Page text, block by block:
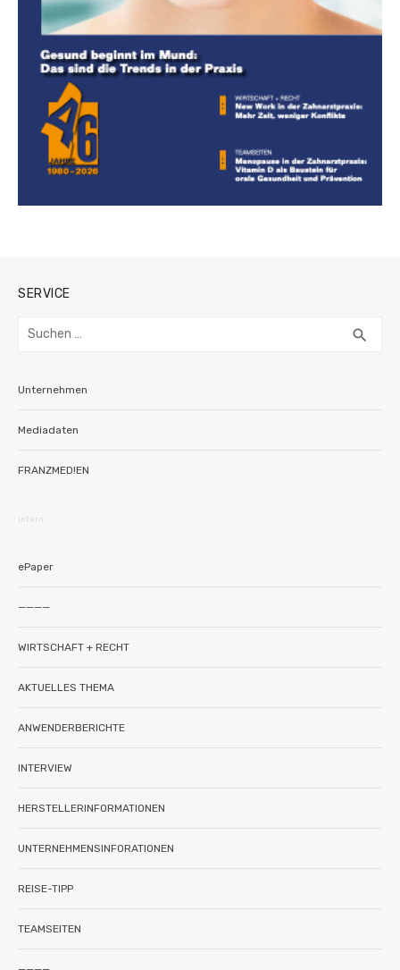
SERVICE
Suchen
search
Unternehmen
Mediadaten
FRANZMED!EN
intern
ePaper
————
WIRTSCHAFT + RECHT
AKTUELLES THEMA
ANWENDERBERICHTE
INTERVIEW
HERSTELLERINFORMATIONEN
UNTERNEHMENSINFORATIONEN
REISE-TIPP
TEAMSEITEN